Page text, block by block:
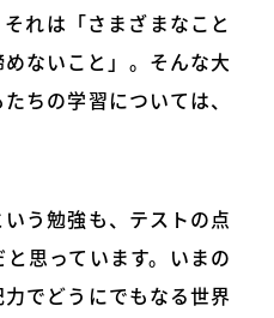
れは「さまざまなこと
ないこと」。そんな大
ちの学習については、
いう勉強も、テストの点
思っています。いまの
でどうにでもなる世界